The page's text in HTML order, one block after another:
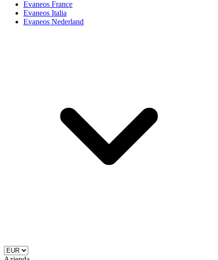
Evaneos France
Evaneos Italia
Evaneos Nederland